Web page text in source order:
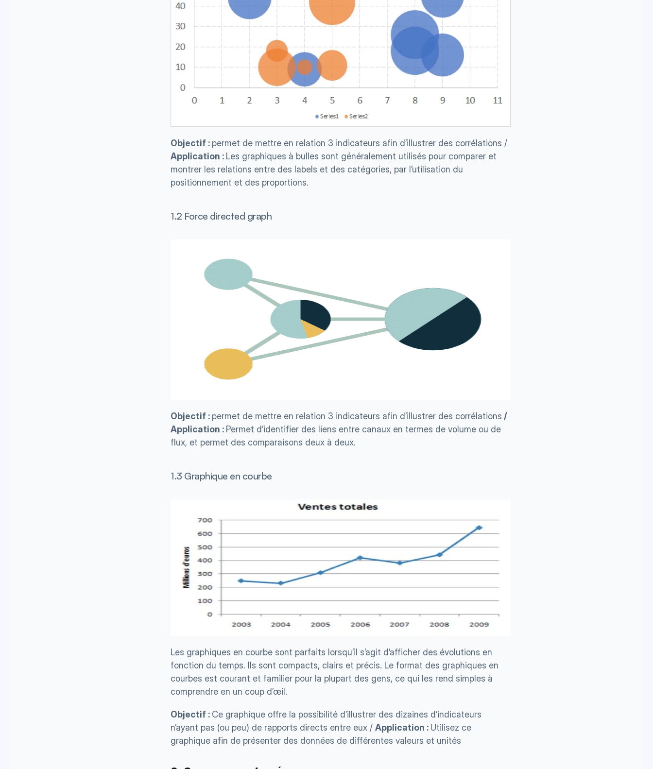
Objectif : permet de mettre en relation 3 indicateurs afin d’illustrer des corrélations /
Application : Les graphiques à bulles sont généralement utilisés pour comparer et
montrer les relations entre des labels et des catégories, par l’utilisation du
positionnement et des proportions.
1.2 Force directed graph
Objectif : permet de mettre en relation 3 indicateurs afin d’illustrer des corrélations /
Application : Permet d’identifier des liens entre canaux en termes de volume ou de
flux, et permet des comparaisons deux à deux.
1.3 Graphique en courbe
Les graphiques en courbe sont parfaits lorsqu’il s’agit d’afficher des évolutions en
fonction du temps. Ils sont compacts, clairs et précis. Le format des graphiques en
courbes est courant et familier pour la plupart des gens, ce qui les rend simples à
comprendre en un coup d’œil.
Objectif : Ce graphique offre la possibilité d’illustrer des dizaines d’indicateurs
n’ayant pas (ou peu) de rapports directs entre eux / Application : Utilisez ce
graphique afin de présenter des données de différentes valeurs et unités